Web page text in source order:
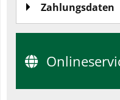
Zahlungsdaten